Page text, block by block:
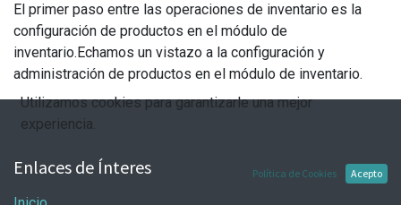
El primer paso entre las operaciones de inventario es la
configuración de productos en el módulo de
inventario.Echamos un vistazo a la configuración y
administración de productos en el módulo de inventario.
Enlaces de Ínteres
Utilizamos cookies para garantizarle una mejor
experiencia.
Política de Cookies Acepto